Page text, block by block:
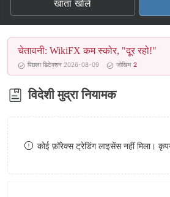
4
5
6
7
8
9
2
3
4
5
6
7
3
4
5
6
7
8
खाता खोलें
चेतावनी: WikiFX कम स्कोर, "दूर रहो!"
पिछला डिटेक्शन 2026-08-09 जोखिम 2
विदेशी मुद्रा नियामक
कोई फ़ॉरेक्स ट्रेडिंग लाइसेंस नहीं मिला।